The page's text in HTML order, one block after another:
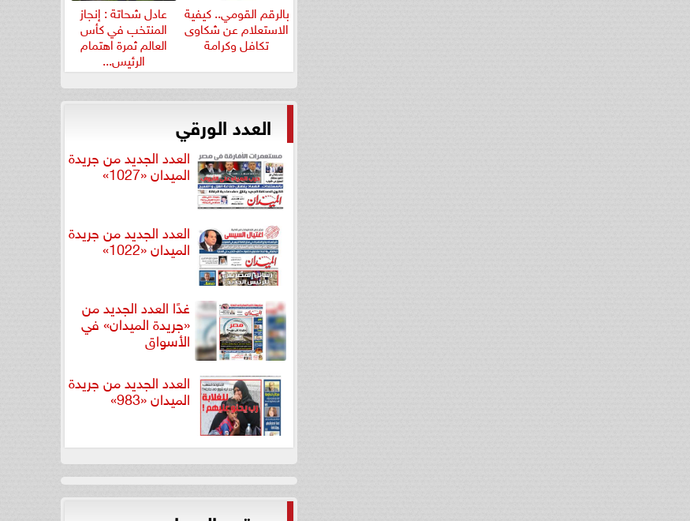
بالرقم القومي.. كيفية
الاستعلام عن شكاوى
تكافل وكرامة
عادل شحاتة : إنجاز
المنتخب في كأس
العالم ثمرة اهتمام
الرئيس...
العدد الورقي
العدد الجديد من جريدة
الميدان «1027»
العدد الجديد من جريدة
الميدان «1022»
غدًا العدد الجديد من
«جريدة الميدان» في
الأسواق
العدد الجديد من جريدة
الميدان «983»